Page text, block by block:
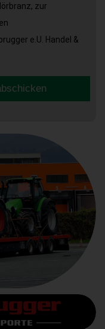
zur
e.U. Handel &